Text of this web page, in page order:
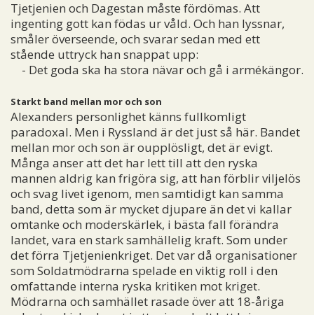
Tjetjenien och Dagestan måste fördömas. Att
ingenting gott kan födas ur våld. Och han lyssnar,
småler överseende, och svarar sedan med ett
stående uttryck han snappat upp:
- Det goda ska ha stora nävar och gå i armékängor.
Starkt band mellan mor och son
Alexanders personlighet känns fullkomligt
paradoxal. Men i Ryssland är det just så här. Bandet
mellan mor och son är oupplösligt, det är evigt.
Många anser att det har lett till att den ryska
mannen aldrig kan frigöra sig, att han förblir viljelös
och svag livet igenom, men samtidigt kan samma
band, detta som är mycket djupare än det vi kallar
omtanke och moderskärlek, i bästa fall förändra
landet, vara en stark samhällelig kraft. Som under
det förra Tjetjenienkriget. Det var då organisationer
som Soldatmödrarna spelade en viktig roll i den
omfattande interna ryska kritiken mot kriget.
Mödrarna och samhället rasade över att 18-åriga